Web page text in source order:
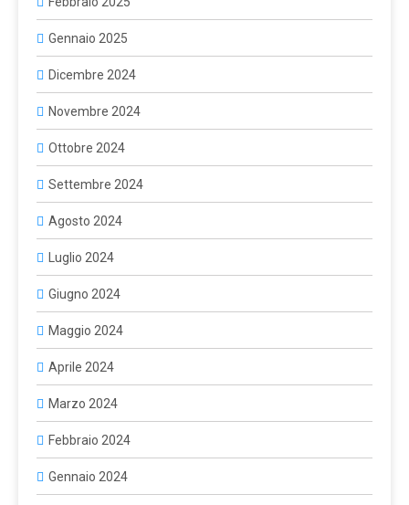
Gennaio 2025
Dicembre 2024
Novembre 2024
Ottobre 2024
Settembre 2024
Agosto 2024
Luglio 2024
Giugno 2024
Maggio 2024
Aprile 2024
Marzo 2024
Febbraio 2024
Gennaio 2024